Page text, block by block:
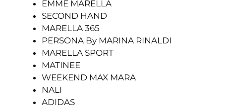
EMME MARELLA
SECOND HAND
MARELLA 365
PERSONA By MARINA RINALDI
MARELLA SPORT
MATINEE
WEEKEND MAX MARA
NALI
ADIDAS